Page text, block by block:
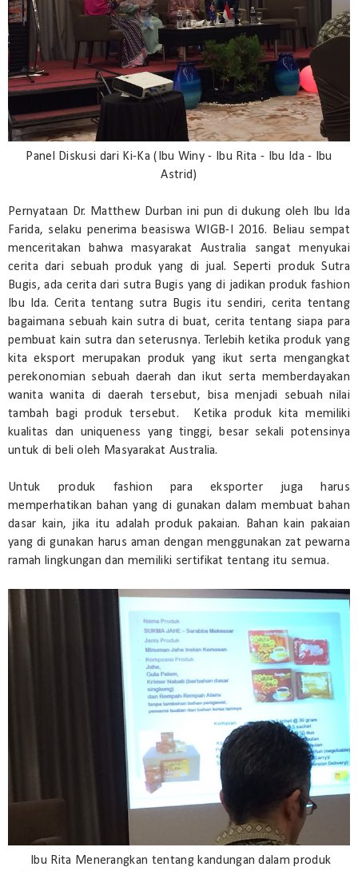
Panel Diskusi dari Ki-Ka (Ibu Winy - Ibu Rita - Ibu Ida - Ibu
Astrid)
Pernyataan Dr. Matthew Durban ini pun di dukung oleh Ibu Ida
Farida, selaku penerima beasiswa WIGB-I 2016. Beliau sempat
menceritakan bahwa masyarakat Australia sangat menyukai
cerita dari sebuah produk yang di jual. Seperti produk Sutra
Bugis, ada cerita dari sutra Bugis yang di jadikan produk fashion
Ibu Ida. Cerita tentang sutra Bugis itu sendiri, cerita tentang
bagaimana sebuah kain sutra di buat, cerita tentang siapa para
pembuat kain sutra dan seterusnya. Terlebih ketika produk yang
kita eksport merupakan produk yang ikut serta mengangkat
perekonomian sebuah daerah dan ikut serta memberdayakan
wanita wanita di daerah tersebut, bisa menjadi sebuah nilai
tambah bagi produk tersebut. Ketika produk kita memiliki
kualitas dan uniqueness yang tinggi, besar sekali potensinya
untuk di beli oleh Masyarakat Australia.
Untuk produk fashion para eksporter juga harus
memperhatikan bahan yang di gunakan dalam membuat bahan
dasar kain, jika itu adalah produk pakaian. Bahan kain pakaian
yang di gunakan harus aman dengan menggunakan zat pewarna
ramah lingkungan dan memiliki sertifikat tentang itu semua.
Ibu Rita Menerangkan tentang kandungan dalam produk